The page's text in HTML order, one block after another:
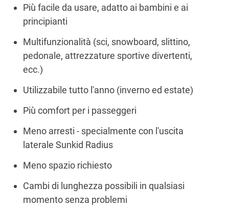
Più facile da usare, adatto ai bambini e ai
principianti
Multifunzionalità (sci, snowboard, slittino,
pedonale, attrezzature sportive divertenti,
ecc.)
Utilizzabile tutto l'anno (inverno ed estate)
Più comfort per i passeggeri
Meno arresti - specialmente con l'uscita
laterale Sunkid Radius
Meno spazio richiesto
Cambi di lunghezza possibili in qualsiasi
momento senza problemi